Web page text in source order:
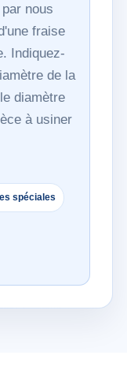
nous
fraise
Indiquez-
de la
diamètre
à usiner
spéciales